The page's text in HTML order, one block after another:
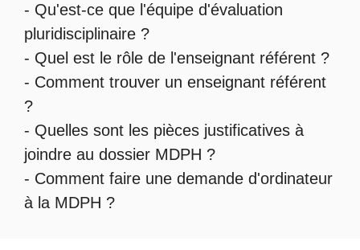
- Qu'est-ce que l'équipe d'évaluation
pluridisciplinaire ?
- Quel est le rôle de l'enseignant référent ?
- Comment trouver un enseignant référent
?
- Quelles sont les pièces justificatives à
joindre au dossier MDPH ?
- Comment faire une demande d'ordinateur
à la MDPH ?